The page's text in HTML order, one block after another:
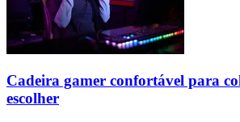
Cadeira gamer confortável para
escolher